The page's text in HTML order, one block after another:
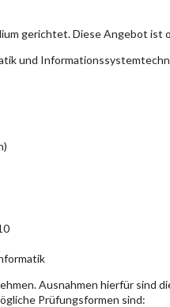
gerichtet. Diese Angebot
und
Ausnahmen hierfür sind
Prüfungsformen sind: